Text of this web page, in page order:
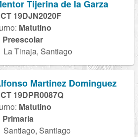
Tijerina de la Garza
19DJN2020F
Matutino
Preescolar
La Tinaja, Santiago
Martinez Dominguez
19DPR0087Q
Matutino
Primaria
Santiago, Santiago